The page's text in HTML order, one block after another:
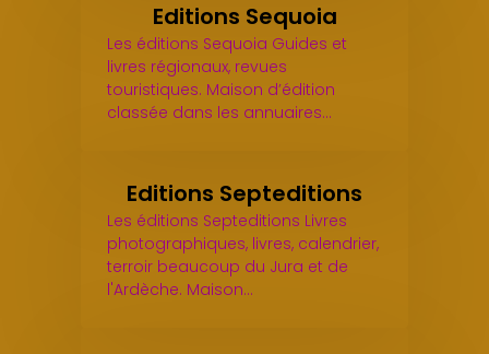
Editions Sequoia
Les éditions Sequoia Guides et
livres régionaux, revues
touristiques. Maison d’édition
classée dans les annuaires…
Editions Septeditions
Les éditions Septeditions Livres
photographiques, livres, calendrier,
terroir beaucoup du Jura et de
l'Ardèche. Maison…